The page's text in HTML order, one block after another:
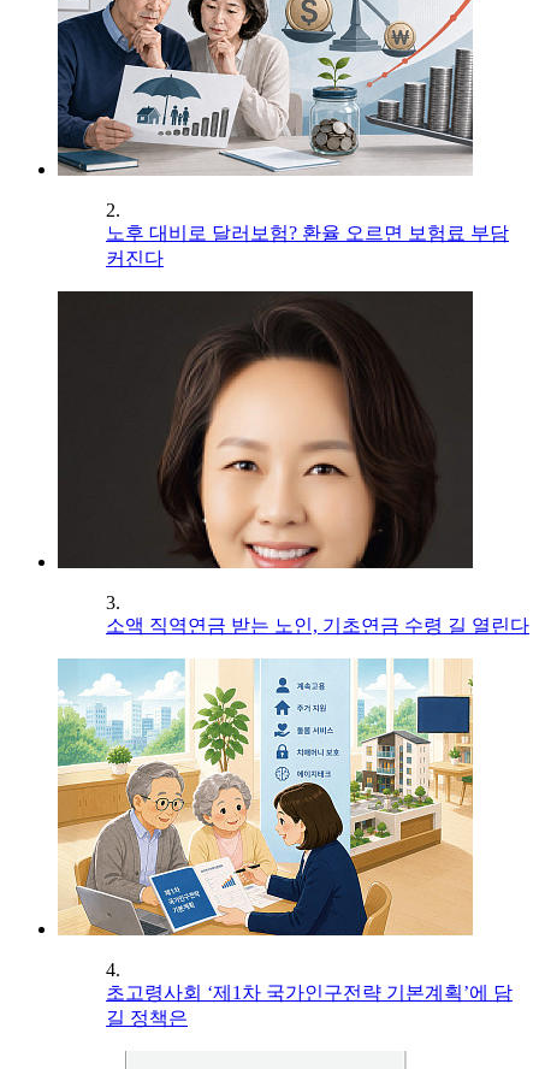
2.
노후 대비로 달러보험? 환율 오르면 보험료 부담
커진다
3.
소액 직역연금 받는 노인, 기초연금 수령 길 열린다
4.
초고령사회 ‘제1차 국가인구전략 기본계획’에 담
길 정책은